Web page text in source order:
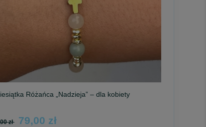
Różańca „Nadzieja” – dla kobiety
zł 79,00 zł